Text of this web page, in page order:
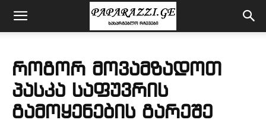
როგორ მოვამზადოთ
პასკა საფუვრის
გამოყენების გარეშე